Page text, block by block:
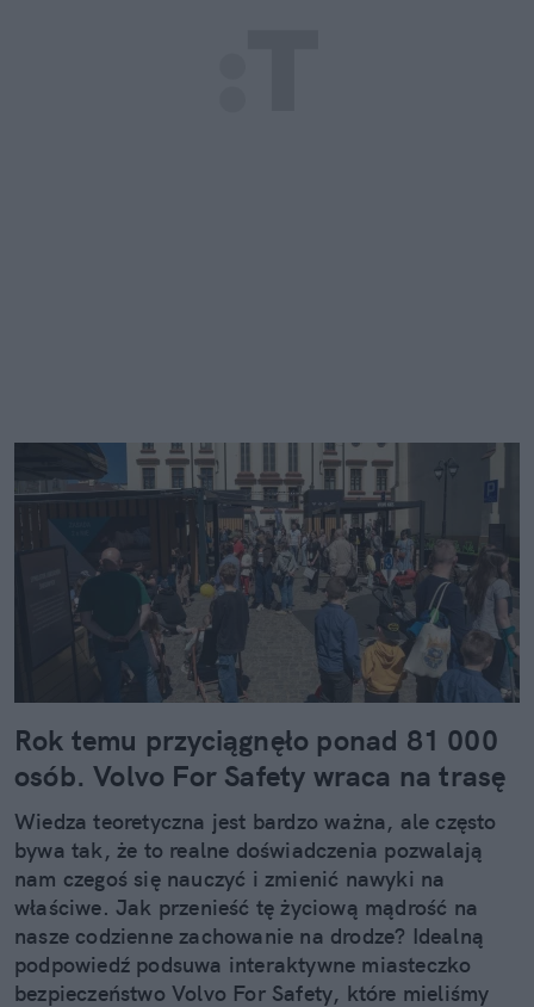
Rok temu przyciągnęło ponad 81 000
osób. Volvo For Safety wraca na trasę
Wiedza teoretyczna jest bardzo ważna, ale często
bywa tak, że to realne doświadczenia pozwalają
nam czegoś się nauczyć i zmienić nawyki na
właściwe. Jak przenieść tę życiową mądrość na
nasze codzienne zachowanie na drodze? Idealną
podpowiedź podsuwa interaktywne miasteczko
bezpieczeństwo Volvo For Safety, które mieliśmy